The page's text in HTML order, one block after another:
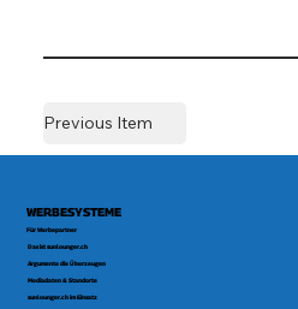
Previous Item
WERBESYSTEME
Für Werbepartner
Das ist sunlounger.ch
Argumente die Überzeugen
Mediadaten & Standorte
sunlounger.ch im Einsatz